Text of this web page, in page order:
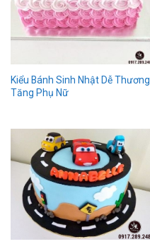
Kiểu Bánh Sinh Nhật Dễ Thương
Tăng Phụ Nữ